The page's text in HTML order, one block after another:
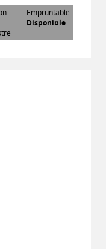
Empruntable
Disponible